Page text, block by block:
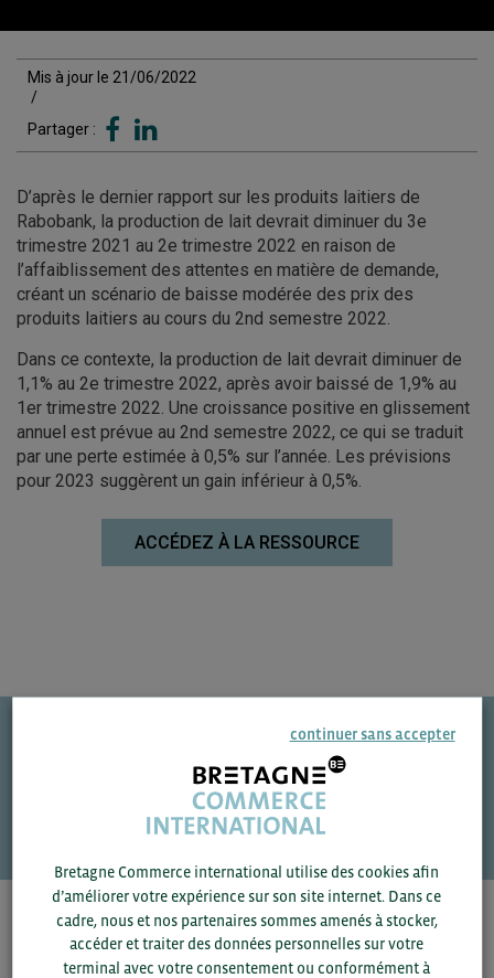
Mis à jour le 21/06/2022
/
Partager :
D’après le dernier rapport sur les produits laitiers de
Rabobank, la production de lait devrait diminuer du 3e
trimestre 2021 au 2e trimestre 2022 en raison de
l’affaiblissement des attentes en matière de demande,
créant un scénario de baisse modérée des prix des
produits laitiers au cours du 2nd semestre 2022.
Dans ce contexte, la production de lait devrait diminuer de
1,1% au 2e trimestre 2022, après avoir baissé de 1,9% au
1er trimestre 2022. Une croissance positive en glissement
annuel est prévue au 2nd semestre 2022, ce qui se traduit
par une perte estimée à 0,5% sur l’année. Les prévisions
pour 2023 suggèrent un gain inférieur à 0,5%.
ACCÉDEZ À LA RESSOURCE
Une question ?
VOS CONTACTS
Pour voir les contacts, merci de renseigner votre
département et votre secteurou connectez-vous.
continuer sans accepter
Bretagne Commerce international utilise des cookies afin
d’améliorer votre expérience sur son site internet. Dans ce
cadre, nous et nos partenaires sommes amenés à stocker,
accéder et traiter des données personnelles sur votre
terminal avec votre consentement ou conformément à